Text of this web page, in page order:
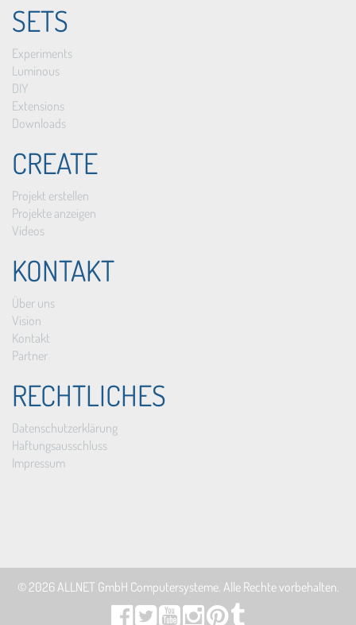
SETS
Experiments
Luminous
DIY
Extensions
Downloads
CREATE
Projekt erstellen
Projekte anzeigen
Videos
KONTAKT
Über uns
Vision
Kontakt
Partner
RECHTLICHES
Datenschutzerklärung
Haftungsausschluss
Impressum
© 2026ALLNET GmbH Computersysteme. Alle Rechte vorbehalten.